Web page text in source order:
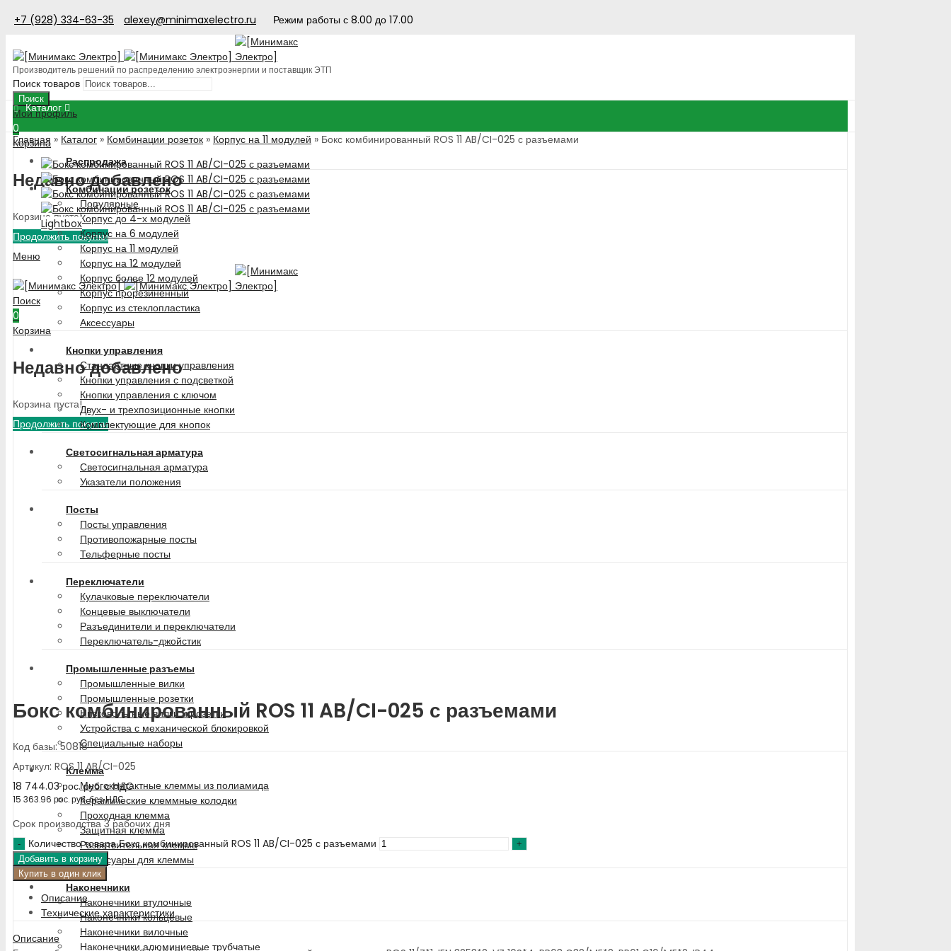
+7 (928) 334-63-35 alexey@minimaxelectro.ru Режим работы с 8.00 до 17.00
Производитель решений по распределению электроэнергии и поставщик ЭТП
Поиск товаров
Поиск
Мой профиль
0
Корзина
Недавно добавлено
Корзина пуста!
Продолжить покупки
Меню
Поиск
0
Корзина
Недавно добавлено
Корзина пуста!
Продолжить покупки
Каталог
Распродажа
Комбинации розеток
Популярные
Корпус до 4-х модулей
Корпус на 6 модулей
Корпус на 11 модулей
Корпус на 12 модулей
Корпус более 12 модулей
Корпус прорезиненный
Корпус из стеклопластика
Аксессуары
Кнопки управления
Стандартные кнопки управления
Кнопки управления с подсветкой
Кнопки управления с ключом
Двух- и трехпозиционные кнопки
Комплектующие для кнопок
Светосигнальная арматура
Светосигнальная арматура
Указатели положения
Посты
Посты управления
Противопожарные посты
Тельферные посты
Переключатели
Кулачковые переключатели
Концевые выключатели
Разъединители и переключатели
Переключатель-джойстик
Промышленные разъемы
Промышленные вилки
Промышленные розетки
Низковольтные вилки и розетки
Устройства с механической блокировкой
Специальные наборы
Клемма
Многоконтактные клеммы из полиамида
Керамические клеммные колодки
Проходная клемма
Защитная клемма
Разветвительная клемма
Аксессуары для клеммы
Наконечники
Наконечники втулочные
Наконечники кольцевые
Наконечники вилочные
Наконечники алюминиевые трубчатые
Главная » Каталог » Комбинации розеток » Корпус на 11 модулей » Бокс комбинированный ROS 11 AB/CI-025 с разъемами
Lightbox
Бокс комбинированный ROS 11 AB/CI-025 с разъемами
Код базы: 50818
Артикул: ROS 11 AB/CI-025
18 744.03рос. руб.с НДС
15 363.96 рос. руб.без НДС
Срок производства 3 рабочих дня
Количество товара Бокс комбинированный ROS 11 AB/CI-025 с разъемами
Добавить в корзину
Купить в один клик
Описание
Технические характеристики
Описание